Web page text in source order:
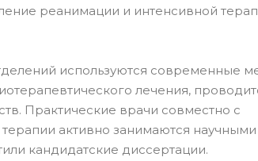
реанимации и интенсивной
используются современные
лечения,
Практические врачи совместно с
активно занимаются научными
кандидатские диссертации.